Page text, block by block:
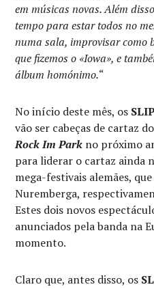
em músicas novas. Além
tempo para estar todos no
numa sala, improvisar como
que fizemos o «Iowa», e
álbum homónimo.“
No início deste mês, os
vão ser cabeças de cartaz
Rock Im Park no próximo
para liderar o cartaz ainda
mega-festivais alemães,
Nuremberga,
Estes dois novos
anunciados pela banda na
momento.
Claro que, antes disso, os